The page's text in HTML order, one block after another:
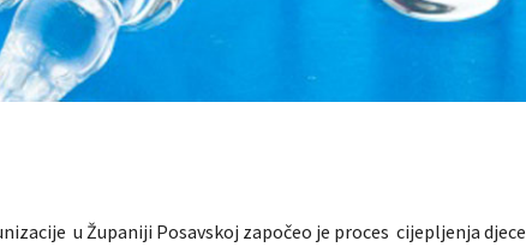
u Županiji Posavskoj započeo je proces cijepljenja djece